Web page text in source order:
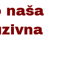
naša